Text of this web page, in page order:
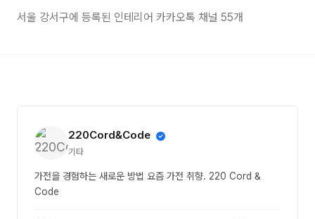
서울 강서구에 등록된 인테리어 카카오톡 채널 55개
220Cord&Code
기타
가전을 경험하는 새로운 방법 요즘 가전 취향. 220 Cord &
Code